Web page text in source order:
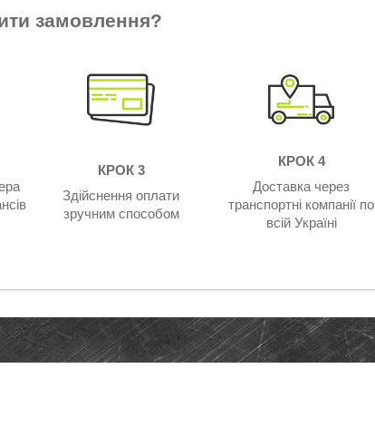
замовлення?
КРОК 3
Здійснення оплати
зручним способом
КРОК 4
Доставка через
транспортні компанії по
всій Україні